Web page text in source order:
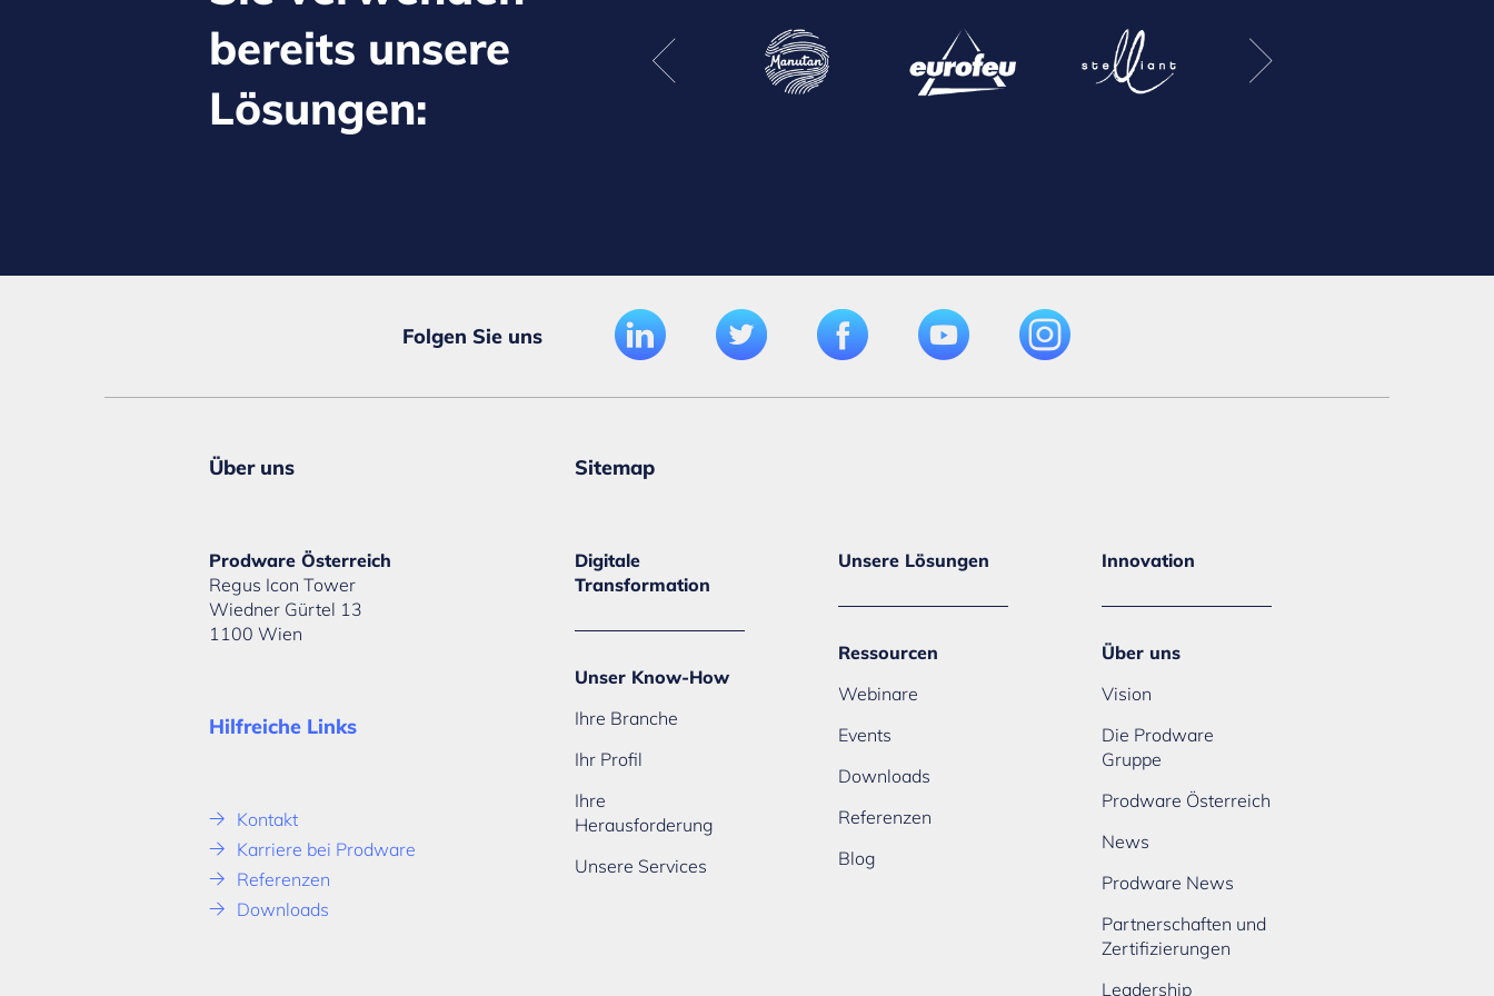
bereits unsere
Lösungen:
Folgen Sie uns
Über uns
Prodware Österreich
Regus Icon Tower
Wiedner Gürtel 13
1100 Wien
Hilfreiche Links
Kontakt
Karriere bei Prodware
Referenzen
Downloads
Sitemap
Digitale
Transformation
Unser Know-How
Ihre Branche
Ihr Profil
Ihre
Herausforderung
Unsere Services
Unsere Lösungen
Ressourcen
Webinare
Events
Downloads
Referenzen
Blog
Innovation
Über uns
Vision
Die Prodware
Gruppe
Prodware Österreich
News
Prodware News
Partnerschaften und
Zertifizierungen
Leadership